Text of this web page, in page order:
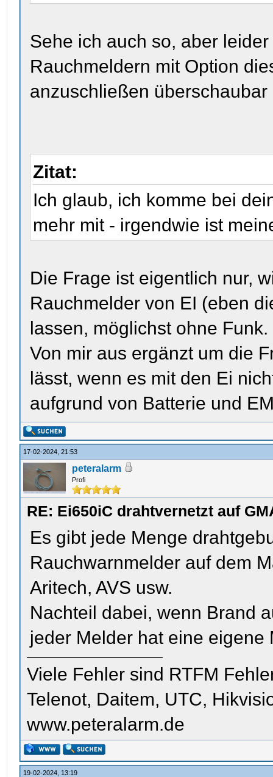
Sehe ich auch so, aber
Rauchmeldern mit Option
anzuschließen
Zitat:
Ich glaub, ich komme bei
mehr mit - irgendwie ist
Die Frage ist eigentlich nur,
Rauchmelder von EI (eben
lassen, möglichst ohne Funk.
Von mir aus ergänzt um die
lässt, wenn es mit den Ei
aufgrund von Batterie und
17-02-2024, 21:53
peteralarm
Profi
RE: Ei650iC drahtvernetzt auf
Es gibt jede Menge
Rauchwarnmelder auf dem
Aritech, AVS usw.
Nachteil dabei, wenn Brand
jeder Melder hat eine eigene
Viele Fehler sind RTFM
Telenot, Daitem, UTC,
www.peteralarm.de
19-02-2024, 13:19